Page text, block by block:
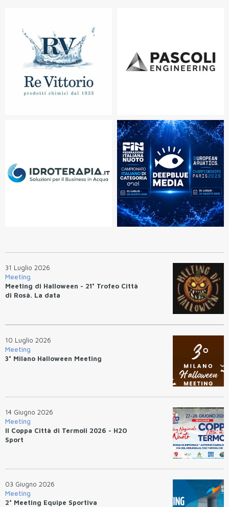
31 Luglio 2026
Meeting
Meeting di Halloween - 21° Trofeo Città
di Rosà. La data
10 Luglio 2026
Meeting
3° Milano Halloween Meeting
14 Giugno 2026
Meeting
II Coppa Città di Termoli 2026 - H2O
Sport
03 Giugno 2026
Meeting
2° Meeting Equipe Sportiva